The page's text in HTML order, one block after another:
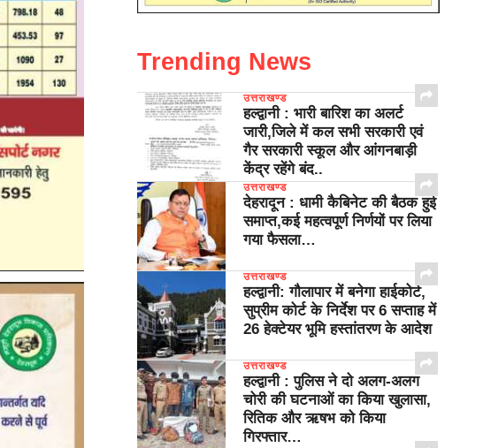
Trending News
उत्तराखण्ड
हल्द्वानी : भारी बारिश का अलर्ट
जारी,जिले में कल सभी सरकारी एवं
गैर सरकारी स्कूल और आंगनबाड़ी
केंद्र रहेंगे बंद..
उत्तराखण्ड
देहरादून : धामी कैबिनेट की बैठक हुई
समाप्त,कई महत्वपूर्ण निर्णयों पर लिया
गया फैसला…
उत्तराखण्ड
हल्द्वानी: गौलापार में बनेगा हाईकोर्ट,
सुप्रीम कोर्ट के निर्देश पर 6 सप्ताह में
26 हेक्टेयर भूमि हस्तांतरण के आदेश
उत्तराखण्ड
हल्द्वानी : पुलिस ने दो अलग-अलग
चोरी की घटनाओं का किया खुलासा,
रितिक और ऋषभ को किया
गिरफ्तार…